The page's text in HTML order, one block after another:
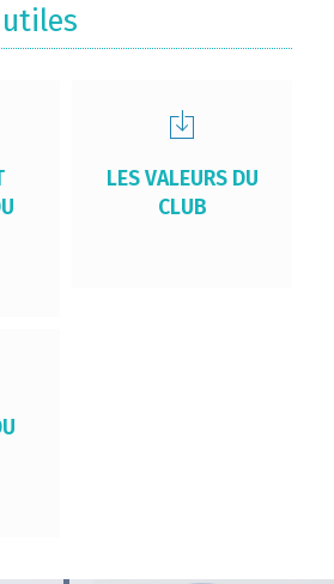
LES VALEURS DU
CLUB